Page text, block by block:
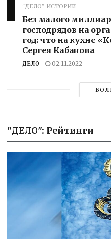
"ДЕЛО". ИСТОРИИ
Без малого
господрядов на
год: что на кухне
Сергея Кабанова
ДЕЛО 02.11.2022
"ДЕЛО": Рейтинги